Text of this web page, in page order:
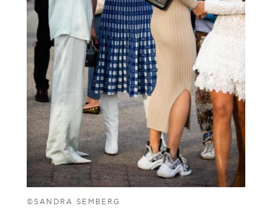
©SANDRA SEMBERG